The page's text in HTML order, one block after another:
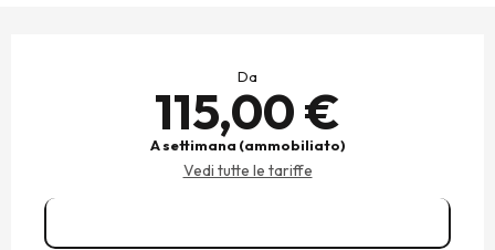
Da
115,00 €
A settimana (ammobiliato)
Vedi tutte le tariffe